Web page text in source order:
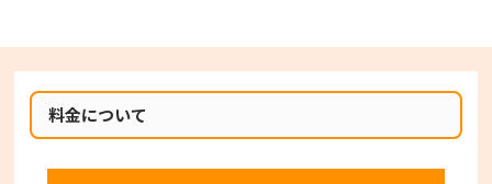
料金について